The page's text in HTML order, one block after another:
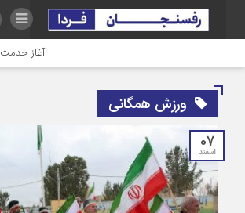
آغاز
ورزش همگانی
07
اسفند